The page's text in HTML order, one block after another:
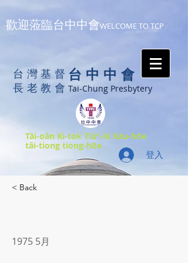
歡迎蒞臨台中中會WELCOME TO TCP
台灣基督
長老教會
台中中會
Tai-Chung Presbytery
Tâi-oân Ki-tok Tiúⁿ-ló Kàu-hōe
tâi-tiong tiong-hōe
登入
< Back
1975 5月